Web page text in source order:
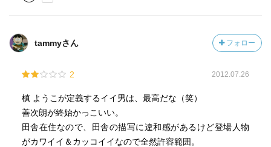
tammyさん フォロー
2 2012.07.26
槙 ようこが定義するイイ男は、最高だな（笑）
善次朗が終始かっこいい。
田舎在住なので、田舎の描写に違和感があるけど登場人物
がカワイイ＆カッコイイなので全然許容範囲。